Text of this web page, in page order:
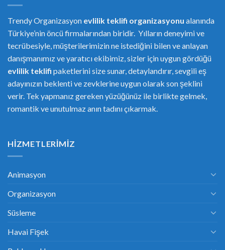
Trendy Organizasyon evlilik teklifi organizasyonu alanında
Türkiye’nin öncü firmalarından biridir. Yılların deneyimi ve
tecrübesiyle, müşterilerimizin ne istediğini bilen ve anlayan
danışmanımız ve yaratıcı ekibimiz, sizler için uygun gördüğü
evlilik teklifi paketlerini size sunar, detaylandırır, sevgili eş
adayınızın beklenti ve zevklerine uygun olarak son şeklini
verir. Tek yapmanız gereken yüzüğünüz ile birlikte gelmek,
romantik ve unutulmaz anın tadını çıkarmak.
HIZMETLERIMIZ
Animasyon
Organizasyon
Süsleme
Havai Fişek